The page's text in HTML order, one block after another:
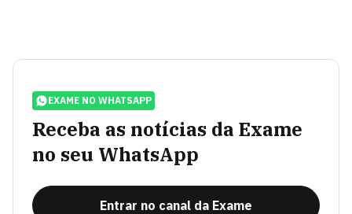
EXAME NO WHATSAPP
Receba as notícias da Exame
no seu WhatsApp
Entrar no canal da Exame